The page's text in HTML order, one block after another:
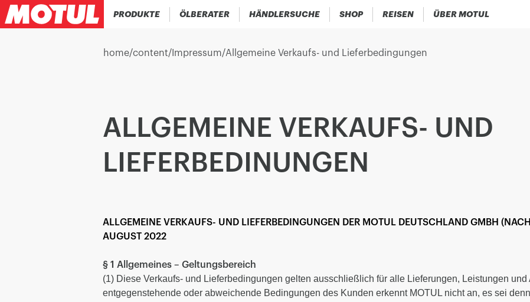
PRODUKTE ÖLBERATER HÄNDLERSUCHE SHOP REISEN ÜBER MOTUL
home/content/Impressum/Allgemeine Verkaufs- und Lieferbedingungen
ALLGEMEINE VERKAUFS- UND
LIEFERBEDINUNGEN
ALLGEMEINE VERKAUFS- UND LIEFERBEDINGUNGEN DER MOTUL DEUTSCHLAND GMBH
AUGUST 2022
§ 1 Allgemeines – Geltungsbereich
(1) Diese Verkaufs- und Lieferbedingungen gelten ausschließlich für alle Lieferungen, Leistungen und
entgegenstehende oder abweichende Bedingungen des Kunden erkennt MOTUL nicht an, es sei